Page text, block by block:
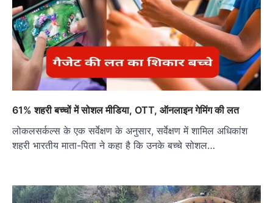
61% शहरी बच्चों में सोशल मीडिया, OTT, ऑनलाइन गेमिंग की लत
लोकलसर्कल्स के एक सर्वेक्षण के अनुसार, सर्वेक्षण में शामिल अधिकांश
शहरी भारतीय माता-पिता ने कहा है कि उनके बच्चे सोशल…